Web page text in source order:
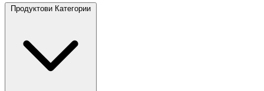
Продуктови Категории